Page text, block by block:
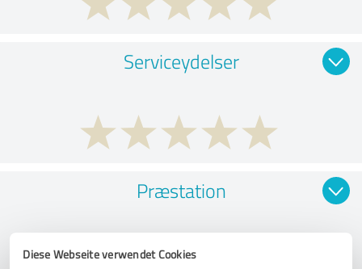
Diese Webseite verwendet Cookies
Serviceydelser
Præstation